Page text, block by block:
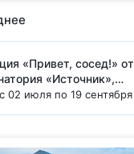
«Привет, сосед!» от
«Источник»,
с 02 июля по 19 сентября